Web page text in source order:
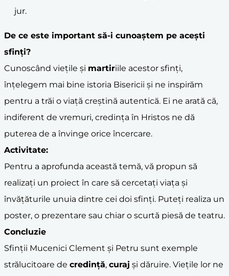
jur.
De ce este important să-i cunoaștem pe acești
sfinți?
Cunoscând viețile și martiriile acestor sfinți,
înțelegem mai bine istoria Bisericii și ne inspirăm
pentru a trăi o viață creștină autentică. Ei ne arată că,
indiferent de vremuri, credința în Hristos ne dă
puterea de a învinge orice încercare.
Activitate:
Pentru a aprofunda această temă, vă propun să
realizați un proiect în care să cercetați viața și
învățăturile unuia dintre cei doi sfinți. Puteți realiza un
poster, o prezentare sau chiar o scurtă piesă de teatru.
Concluzie
Sfinții Mucenici Clement și Petru sunt exemple
strălucitoare de credință, curaj și dăruire. Viețile lor ne